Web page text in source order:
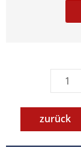
zurück
1